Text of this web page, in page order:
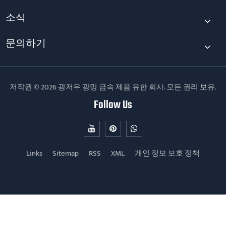
소식
문의하기
저작권 © 2026 광저우 광밍 금속 제품 유한 회사. 모든 권리 보유.
Follow Us
Links Sitemap RSS XML 개인 정보 보호 정책